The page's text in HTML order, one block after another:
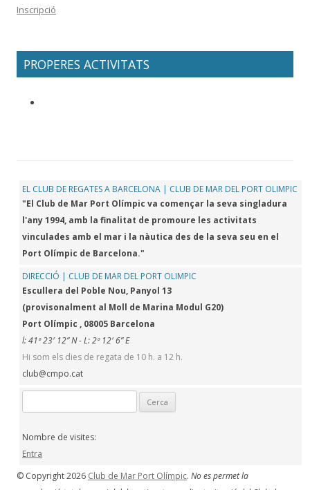
Inscripció
PROPERES ACTIVITATS
EL CLUB DE REGATES A BARCELONA | CLUB DE MAR DEL PORT OLIMPIC
"El Club de Mar Port Olímpic va començar la seva singladura
l'any 1994, amb la finalitat de promoure les activitats
vinculades amb el mar i la nàutica des de la seva seu en el
Port Olímpic de Barcelona."
DIRECCIÓ | CLUB DE MAR DEL PORT OLIMPIC
Escullera del Poble Nou, Panyol 13
(provisonalment al Moll de Marina Modul G20)
Port Olímpic , 08005 Barcelona
l: 41º 23′ 12” N - L: 2º 12′ 6” E
Hi som els dies de regata de 10 h. a 12 h.
club@cmpo.cat
Nombre de visites:
Entra
© Copyright 2026 Club de Mar Port Olímpic. No es permet la